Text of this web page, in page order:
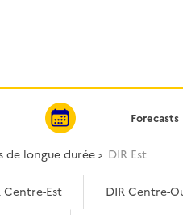
Forecasts
de longue durée DIR Est
Centre-Est DIR Centre-